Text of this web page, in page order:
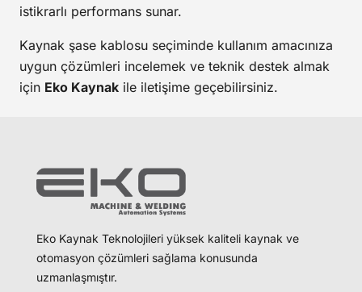
istikrarlı performans sunar.
Kaynak şase kablosu seçiminde kullanım amacınıza
uygun çözümleri incelemek ve teknik destek almak
için Eko Kaynak ile iletişime geçebilirsiniz.
Eko Kaynak Teknolojileri yüksek kaliteli kaynak ve
otomasyon çözümleri sağlama konusunda
uzmanlaşmıştır.